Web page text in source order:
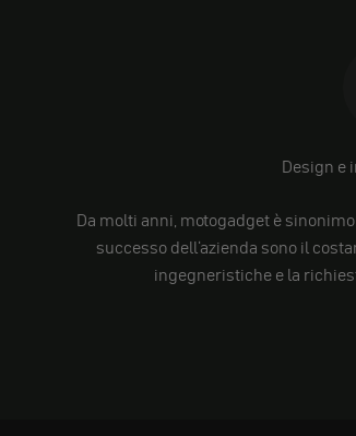
Design e
Da molti anni, motogadget è
successo dell'azienda sono il
ingegneristiche e la